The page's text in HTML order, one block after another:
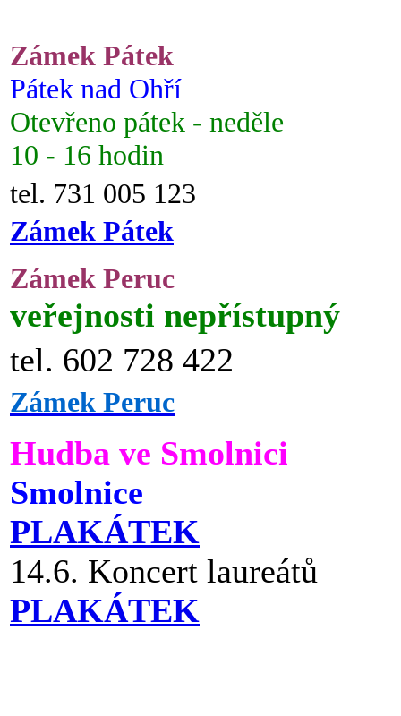
Zámek Pátek
Pátek nad Ohří
Otevřeno pátek - neděle
10 - 16 hodin
tel. 731 005 123
Zámek Pátek
Zámek Peruc
veřejnosti nepřístupný
tel. 602 728 422
Zámek Peruc
Hudba ve Smolnici
Smolnice
PLAKÁTEK
14.6. Koncert laureátů
PLAKÁTEK